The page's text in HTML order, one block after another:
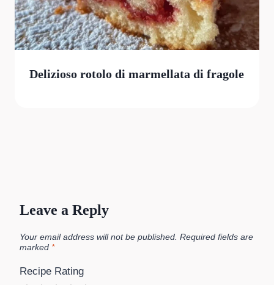
Delizioso rotolo di marmellata di fragole
Leave a Reply
Your email address will not be published. Required fields are
marked *
Recipe Rating